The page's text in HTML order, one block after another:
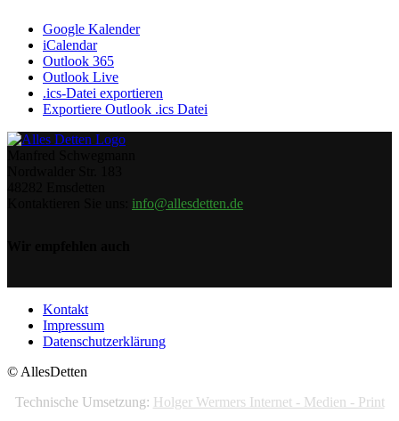
Google Kalender
iCalendar
Outlook 365
Outlook Live
.ics-Datei exportieren
Exportiere Outlook .ics Datei
info@allesdetten.de
Kontakt
Impressum
Datenschutzerklärung
© AllesDetten
Technische Umsetzung: Holger Wermers Internet - Medien - Print